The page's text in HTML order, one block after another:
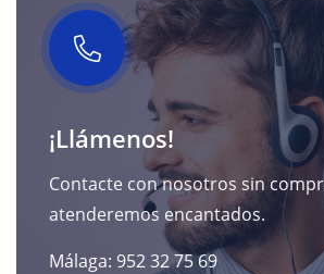
¡Llámenos!
Contacte con nosotros sin
atenderemos encantados.
Málaga: 952 32 75 69